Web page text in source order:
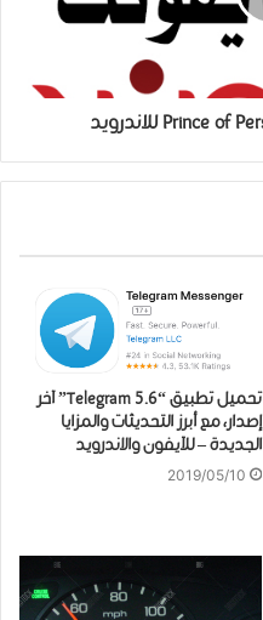
تحميل تطبيق “Telegram 5.6” آخر
إصدار، مع أبرز التحديثات والمزايا
الجديدة – للآيفون والاندرويد
2019/05/10